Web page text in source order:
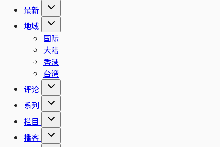
最新
地域
国际
大陆
香港
台湾
评论
系列
栏目
播客